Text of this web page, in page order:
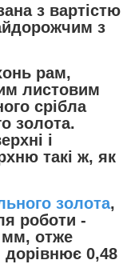
з вартістю
з
рам,
листовим
срібла
золота.
і
такі ж, як
золота,
роботи -
мм, отже
0,48